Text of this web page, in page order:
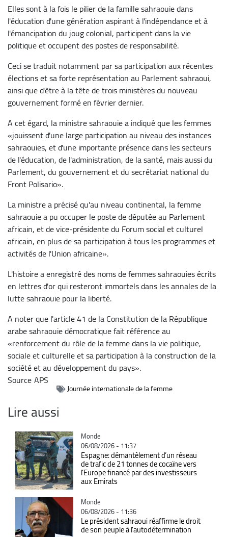
Elles sont à la fois le pilier de la famille sahraouie dans
l'éducation d'une génération aspirant à l'indépendance et à
l'émancipation du joug colonial, participent dans la vie
politique et occupent des postes de responsabilité.
Ceci se traduit notamment par sa participation aux récentes
élections et sa forte représentation au Parlement sahraoui,
ainsi que d'être à la tête de trois ministères du nouveau
gouvernement formé en février dernier.
A cet égard, la ministre sahraouie a indiqué que les femmes
«jouissent d'une large participation au niveau des instances
sahraouies, et d'une importante présence dans les secteurs
de l'éducation, de l'administration, de la santé, mais aussi du
Parlement, du gouvernement et du secrétariat national du
Front Polisario».
La ministre a précisé qu'au niveau continental, la femme
sahraouie a pu occuper le poste de députée au Parlement
africain, et de vice-présidente du Forum social et culturel
africain, en plus de sa participation à tous les programmes et
activités de l'Union africaine».
L'histoire a enregistré des noms de femmes sahraouies écrits
en lettres d'or qui resteront immortels dans les annales de la
lutte sahraouie pour la liberté.
A noter que l'article 41 de la Constitution de la République
arabe sahraouie démocratique fait référence au
«renforcement du rôle de la femme dans la vie politique,
sociale et culturelle et sa participation à la construction de la
société et au développement du pays».
SourceAPS
Journée internationale de la femme
Lire aussi
Catégorie
Monde
06/08/2026 - 11:37
Espagne: démantèlement d’un réseau
de trafic de 21 tonnes de cocaïne vers
l’Europe financé par des investisseurs
aux Emirats
Catégorie
Monde
06/08/2026 - 11:36
Le président sahraoui réaffirme le droit
de son peuple à l'autodétermination